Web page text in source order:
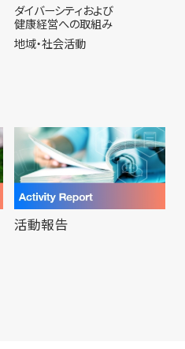
ダイバーシティおよび
健康経営への取組み
地域・社会活動
活動報告